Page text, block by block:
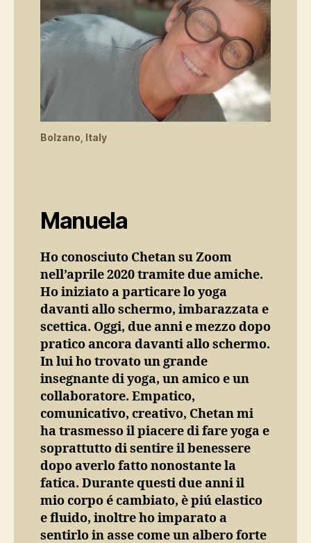
Bolzano, Italy
Manuela
Ho conosciuto Chetan su Zoom
nell’aprile 2020 tramite due amiche.
Ho iniziato a particare lo yoga
davanti allo schermo, imbarazzata e
scettica. Oggi, due anni e mezzo dopo
pratico ancora davanti allo schermo.
In lui ho trovato un grande
insegnante di yoga, un amico e un
collaboratore. Empatico,
comunicativo, creativo, Chetan mi
ha trasmesso il piacere di fare yoga e
soprattutto di sentire il benessere
dopo averlo fatto nonostante la
fatica. Durante questi due anni il
mio corpo é cambiato, è piú elastico
e fluido, inoltre ho imparato a
sentirlo in asse come un albero forte